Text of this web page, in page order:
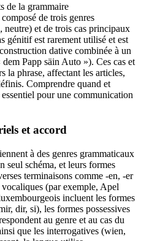
de la grammaire
de trois genres
et de trois cas principaux
génitif est rarement utilisé et est
dative combinée à un
Papp säin Auto »). Ces cas et
la phrase, affectant les articles,
Comprendre quand et
pour une communication
et accord
à des genres grammaticaux
seul schéma, et leurs formes
terminaisons comme -en, -er
(par exemple, Apel
incluent les formes
dir, si), les formes possessives
au genre et au cas du
que les interrogatives (wien,